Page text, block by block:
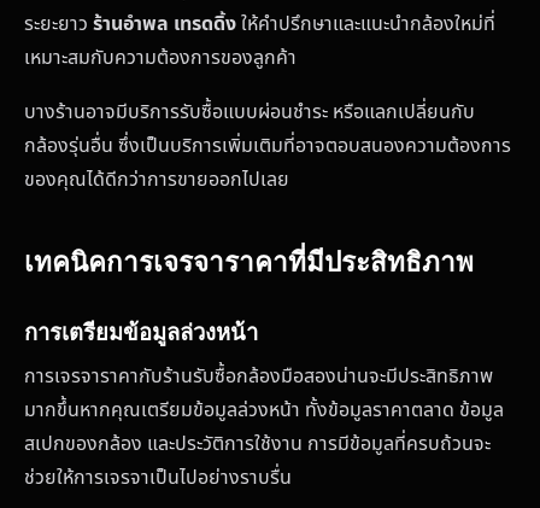
ระยะยาว ร้านอำพล เทรดดิ้งให้คำปรึกษาและแนะนำกล้องใหม่ที่
เหมาะสมกับความต้องการของลูกค้า
บางร้านอาจมีบริการรับซื้อแบบผ่อนชำระ หรือแลกเปลี่ยนกับ
กล้องรุ่นอื่น ซึ่งเป็นบริการเพิ่มเติมที่อาจตอบสนองความต้องการ
ของคุณได้ดีกว่าการขายออกไปเลย
เทคนิคการเจรจาราคาที่มีประสิทธิภาพ
การเตรียมข้อมูลล่วงหน้า
การเจรจาราคากับร้านรับซื้อกล้องมือสองน่านจะมีประสิทธิภาพ
มากขึ้นหากคุณเตรียมข้อมูลล่วงหน้า ทั้งข้อมูลราคาตลาด ข้อมูล
สเปกของกล้อง และประวัติการใช้งาน การมีข้อมูลที่ครบถ้วนจะ
ช่วยให้การเจรจาเป็นไปอย่างราบรื่น